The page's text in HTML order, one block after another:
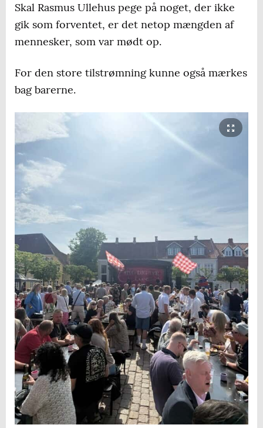
Skal Rasmus Ullehus pege på noget, der ikke
gik som forventet, er det netop mængden af
mennesker, som var mødt op.
For den store tilstrømning kunne også mærkes
bag barerne.